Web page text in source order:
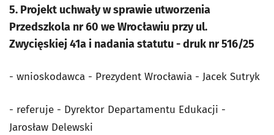
5. Projekt uchwały w sprawie utworzenia
Przedszkola nr 60 we Wrocławiu przy ul.
Zwycięskiej 41a i nadania statutu - druk nr 516/25
- wnioskodawca - Prezydent Wrocławia - Jacek Sutryk
- referuje - Dyrektor Departamentu Edukacji -
Jarosław Delewski